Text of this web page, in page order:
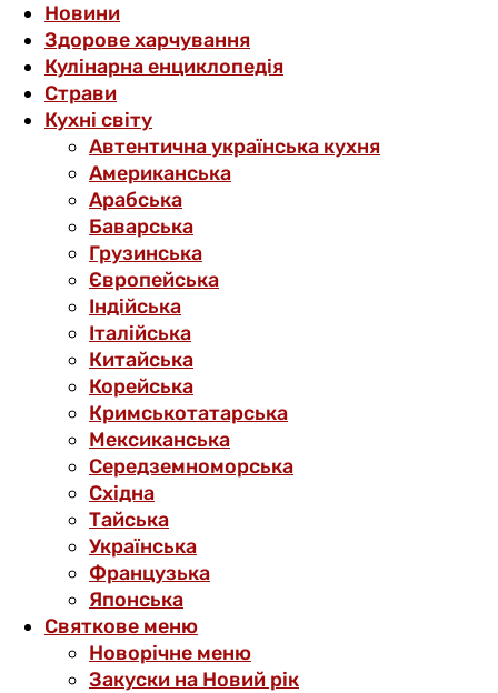
Новини
Здорове харчування
Кулінарна енциклопедія
Страви
Кухні світу
Автентична українська кухня
Американська
Арабська
Баварська
Грузинська
Європейська
Індійська
Італійська
Китайська
Корейська
Кримськотатарська
Мексиканська
Середземноморська
Східна
Тайська
Українська
Французька
Японська
Святкове меню
Новорічне меню
Закуски на Новий рік